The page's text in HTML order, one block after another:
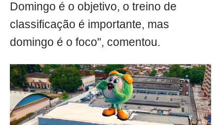
Domingo é o objetivo, o treino de
classificação é importante, mas
domingo é o foco", comentou.